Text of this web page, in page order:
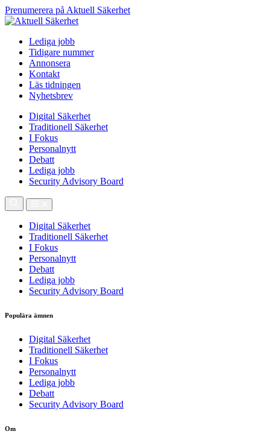
Prenumerera på Aktuell Säkerhet
Lediga jobb
Tidigare nummer
Annonsera
Kontakt
Läs tidningen
Nyhetsbrev
Digital Säkerhet
Traditionell Säkerhet
I Fokus
Personalnytt
Debatt
Lediga jobb
Security Advisory Board
Digital Säkerhet
Traditionell Säkerhet
I Fokus
Personalnytt
Debatt
Lediga jobb
Security Advisory Board
Populära ämnen
Digital Säkerhet
Traditionell Säkerhet
I Fokus
Personalnytt
Lediga jobb
Debatt
Security Advisory Board
Om